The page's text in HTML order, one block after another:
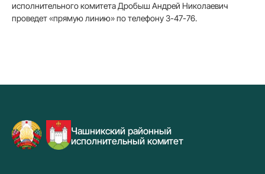
исполнительного комитета Дробыш Андрей Николаевич
проведет «прямую линию» по телефону 3-47-76.
Чашникский районный
исполнительный комитет